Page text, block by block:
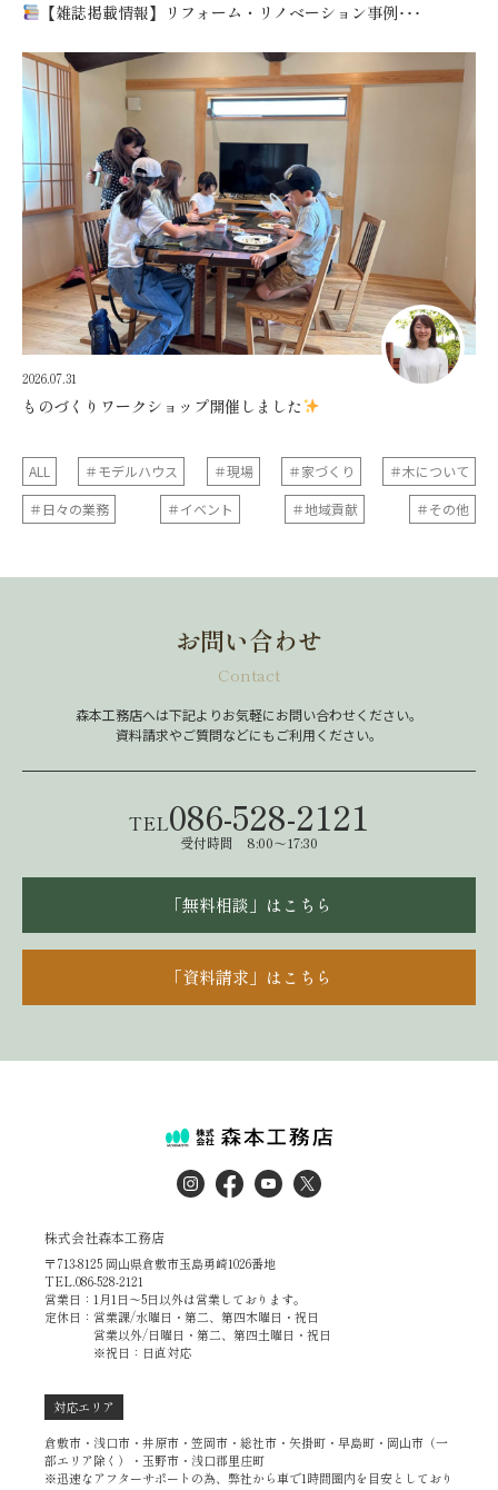
【雑誌掲載情報】リフォーム・リノベーション事例･･･
2026.07.31
ものづくりワークショップ開催しました
ALL ＃モデルハウス ＃現場 ＃家づくり
＃木について
＃日々の業務
＃イベント ＃地域貢献 ＃その他
お問い合わせ
Contact
森本工務店へは下記よりお気軽にお問い合わせください。
資料請求やご質問などにもご利用ください。
TEL086-528-2121
受付時間 8:00～17:30
「無料相談」はこちら
「資料請求」はこちら
株式会社森本工務店
〒713-8125 岡山県倉敷市玉島勇崎1026番地
TEL.086-528-2121
営業日：1月1日～5日以外は営業しております。
定休日：営業課/水曜日・第二、第四木曜日・祝日
営業以外/日曜日・第二、第四土曜日・祝日
※祝日：日直対応
対応エリア
倉敷市・浅口市・井原市・笠岡市・総社市・矢掛町・早島町・岡山市（一
部エリア除く）・玉野市・浅口郡里庄町
※迅速なアフターサポートの為、弊社から車で1時間圏内を目安としており